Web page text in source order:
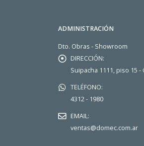
ADMINISTRACIÓN
Dto. Obras - Showroom
DIRECCIÓN:
Suipacha 1111, piso 15
TELÉFONO:
4312 - 1980
EMAIL:
ventas@domec.com.ar